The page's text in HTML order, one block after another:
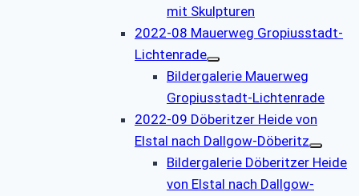
mit Skulpturen
2022-08 Mauerweg Gropiusstadt-
Lichtenrade
Bildergalerie Mauerweg
Gropiusstadt-Lichtenrade
2022-09 Döberitzer Heide von
Elstal nach Dallgow-Döberitz
Bildergalerie Döberitzer Heide
von Elstal nach Dallgow-